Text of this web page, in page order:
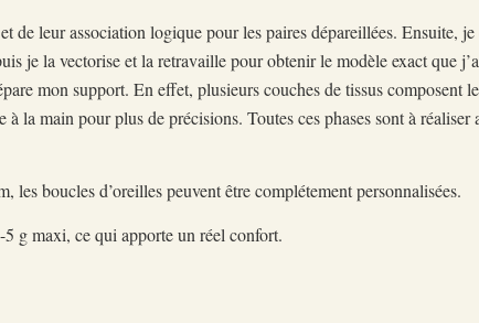
leur association logique pour les paires dépareillées. Ensuite,
je la vectorise et la retravaille pour obtenir le modèle exact que
mon support. En effet, plusieurs couches de tissus composent
la main pour plus de précisions. Toutes ces phases sont à
boucles d’oreilles peuvent être complétement personnalisées.
5 g maxi, ce qui apporte un réel confort.